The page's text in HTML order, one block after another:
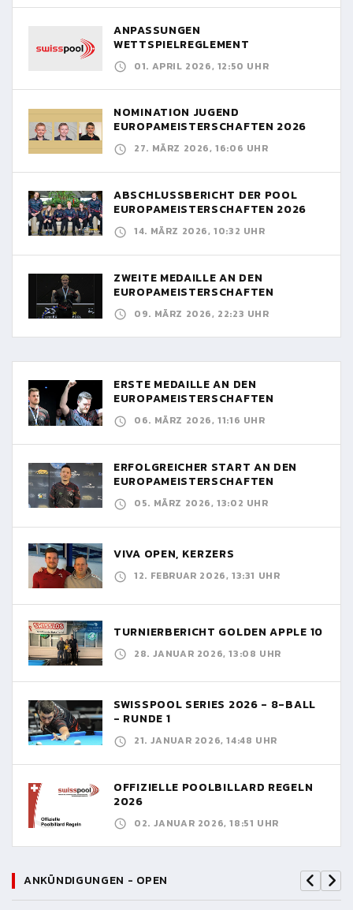
ANPASSUNGEN
WETTSPIELREGLEMENT
01. APRIL 2026, 12:50 UHR
NOMINATION JUGEND
EUROPAMEISTERSCHAFTEN 2026
27. MÄRZ 2026, 16:06 UHR
ABSCHLUSSBERICHT DER POOL
EUROPAMEISTERSCHAFTEN 2026
14. MÄRZ 2026, 10:32 UHR
ZWEITE MEDAILLE AN DEN
EUROPAMEISTERSCHAFTEN
09. MÄRZ 2026, 22:23 UHR
ERSTE MEDAILLE AN DEN
EUROPAMEISTERSCHAFTEN
06. MÄRZ 2026, 11:16 UHR
ERFOLGREICHER START AN DEN
EUROPAMEISTERSCHAFTEN
05. MÄRZ 2026, 13:02 UHR
VIVA OPEN, KERZERS
12. FEBRUAR 2026, 13:31 UHR
TURNIERBERICHT GOLDEN APPLE 10
28. JANUAR 2026, 13:08 UHR
SWISSPOOL SERIES 2026 - 8-BALL
- RUNDE 1
21. JANUAR 2026, 14:48 UHR
OFFIZIELLE POOLBILLARD REGELN
2026
02. JANUAR 2026, 18:51 UHR
ANKÜNDIGUNGEN - OPEN